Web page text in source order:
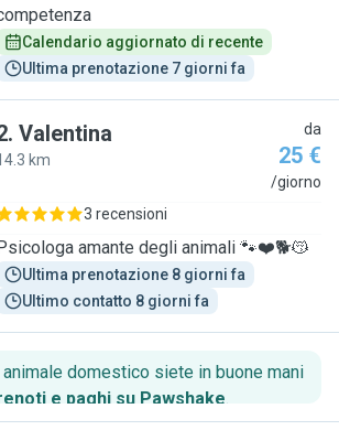
Calendario aggiornato di recente
Ultima prenotazione 7 giorni fa
. Valentina
km
da
25 €
/giorno
3 recensioni
amante degli animali 🐾❤️🐕😽
Ultima prenotazione 8 giorni fa
Ultimo contatto 8 giorni fa
animale domestico siete in buone mani
e paghi su Pawshake.